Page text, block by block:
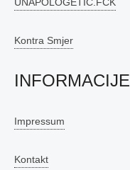
Kontra Smjer
INFORMACIJE
Impressum
Kontakt